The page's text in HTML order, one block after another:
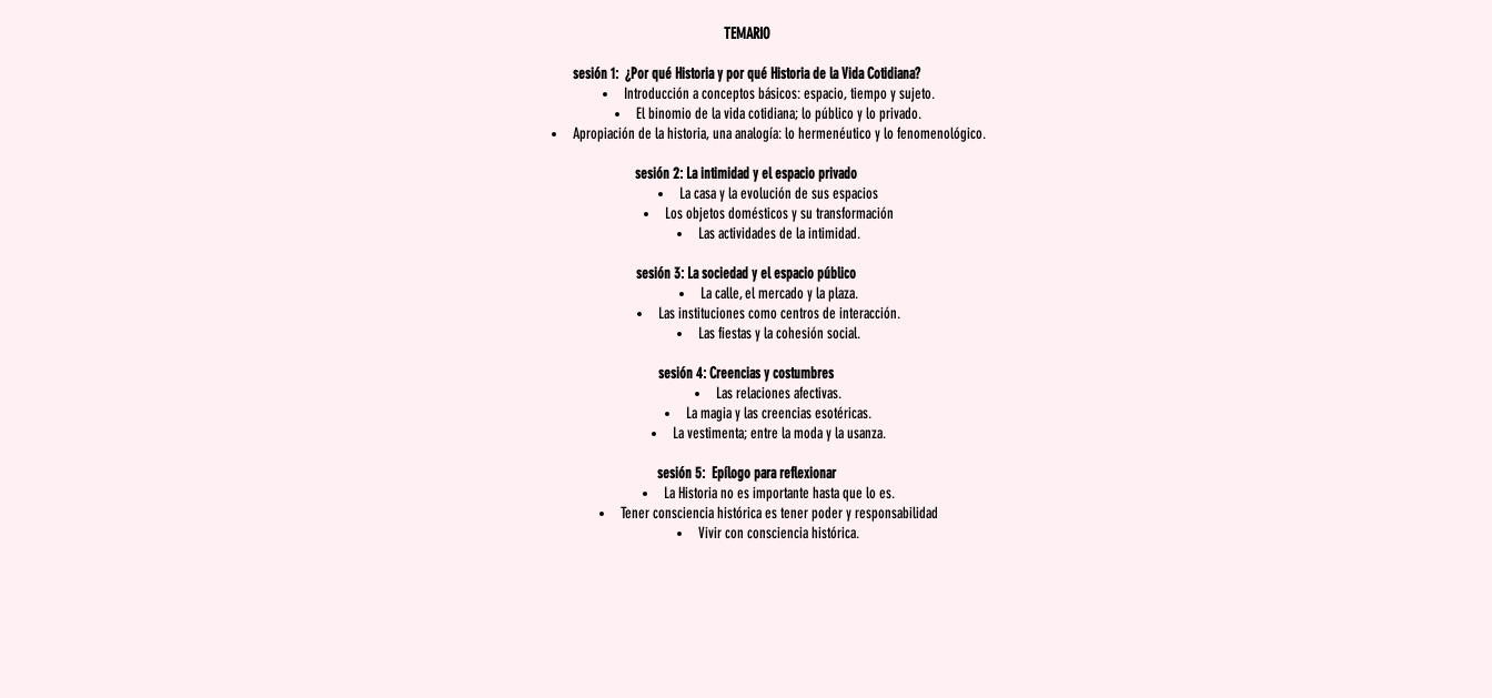
TEMARIO
sesión 1: ¿Por qué Historia y por qué Historia de la Vida Cotidiana?
Introducción a conceptos básicos: espacio, tiempo y sujeto.
El binomio de la vida cotidiana; lo público y lo privado.
Apropiación de la historia, una analogía: lo hermenéutico y lo fenomenológico.
sesión 2: La intimidad y el espacio privado
La casa y la evolución de sus espacios
Los objetos domésticos y su transformación
Las actividades de la intimidad.
sesión 3: La sociedad y el espacio público
La calle, el mercado y la plaza.
Las instituciones como centros de interacción.
Las fiestas y la cohesión social.
sesión 4: Creencias y costumbres
Las relaciones afectivas.
La magia y las creencias esotéricas.
La vestimenta; entre la moda y la usanza.
sesión 5: Epílogo para reflexionar
La Historia no es importante hasta que lo es.
Tener consciencia histórica es tener poder y responsabilidad
Vivir con consciencia histórica.